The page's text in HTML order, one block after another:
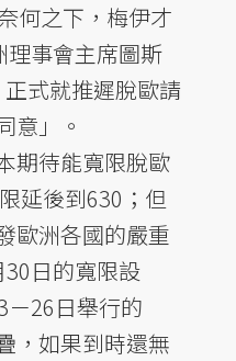
何之下，梅伊才
理事會主席圖斯
式就推遲脫歐請
意」。
期待能寬限脫歐
延後到630；但
歐洲各國的嚴重
日的寬限設
－26日舉行的
，如果到時還無